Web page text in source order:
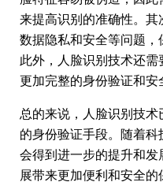
来提高识别的准确性。
数据隐私和安全等问题，
此外，人脸识别技术还
更加完整的身份验证和安
总的来说，人脸识别技
的身份验证手段。随着
会得到进一步的提升和
展带来更加便利和安全的